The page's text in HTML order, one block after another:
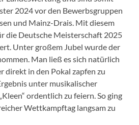
2024 vor den Bewerbsgruppen
und Mainz-Drais. Mit diesem
die Deutsche Meisterschaft 2025
Unter großem Jubel wurde der
Man ließ es sich natürlich
direkt in den Pokal zapfen zu
unter musikalischer
ordentlich zu feiern. So ging
Wettkampftag langsam zu